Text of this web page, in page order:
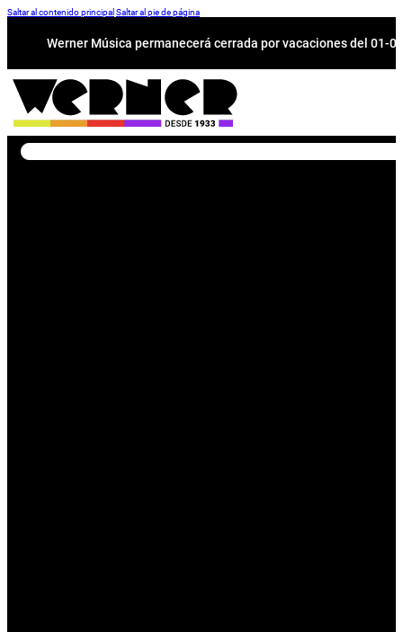
Saltar al contenido principal Saltar al pie de página
Werner Música permanecerá cerrada por vacaciones del 01-
Buscar